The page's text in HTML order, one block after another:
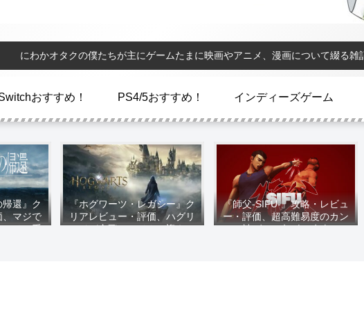
にわかオタクの僕たちが主にゲームたまに映画やアニメ、漫画について綴る雑
おすすめ！ PS4/5おすすめ！ インディーズゲーム
帰還』ク
、マジで
テリー系
『ホグワーツ・レガシー』ク
リアレビュー・評価、ハグリ
ッドが空飛ぶバイクで迎えに
『師父-SIFU-』攻略・レビュ
ー・評価、超高難易度のカン
フー神ゲー 各ボス攻略のコ